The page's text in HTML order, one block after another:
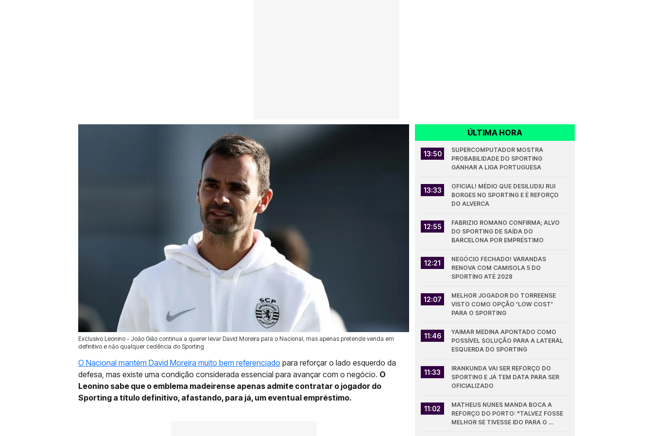
Exclusivo Leonino - João Gião continua a querer levar David Moreira para o Nacional, mas apenas pretende venda em
definitivo e não qualquer cedência do Sporting
27 Jun 2026 | 03:00 | 0
O Nacional mantém David Moreira muito bem referenciado para reforçar o lado esquerdo da
defesa, mas existe uma condição considerada essencial para avançar com o negócio. O
Leonino sabe que o emblema madeirense apenas admite contratar o jogador do
Sporting a título definitivo, afastando, para já, um eventual empréstimo.
ÚLTIMA HORA
13:50
SUPERCOMPUTADOR MOSTRA
PROBABILIDADE DO SPORTING
GANHAR A LIGA PORTUGUESA
13:33
OFICIAL! MÉDIO QUE DESILUDIU RUI
BORGES NO SPORTING E É REFORÇO
DO ALVERCA
12:55
FABRIZIO ROMANO CONFIRMA; ALVO
DO SPORTING DE SAÍDA DO
BARCELONA POR EMPRÉSTIMO
12:21
NEGÓCIO FECHADO! VARANDAS
RENOVA COM CAMISOLA 5 DO
SPORTING ATÉ 2028
12:07
MELHOR JOGADOR DO TORREENSE
VISTO COMO OPÇÃO 'LOW COST'
PARA O SPORTING
11:46
YAIMAR MEDINA APONTADO COMO
POSSÍVEL SOLUÇÃO PARA A LATERAL
ESQUERDA DO SPORTING
11:33
IRANKUNDA VAI SER REFORÇO DO
SPORTING E JÁ TEM DATA PARA SER
OFICIALIZADO
11:02
MATHEUS NUNES MANDA BOCA A
REFORÇO DO PORTO: "TALVEZ FOSSE
MELHOR SE TIVESSE IDO PARA O